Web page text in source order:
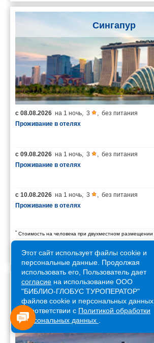
Сингапур
с 08.08.2026 на 1 ночь 3
без питания
Проживание в отелях
с 09.08.2026 на 1 ночь 3
без питания
Проживание в отелях
с 10.08.2026 на 1 ночь 3
без питания
Проживание в отелях
* Стоимость на человека при двухместном размещении
Армения
Этот сайт использует файлы cookie и
персональные данные. Продолжая
использовать его, Пользователь дает
согласие на использование ООО
"БИБЛИО-ГЛОБУС ТУРОПЕРАТОР"
файлов cookie и персональных данных
в соответствии с Политикой обработки
персональных данных